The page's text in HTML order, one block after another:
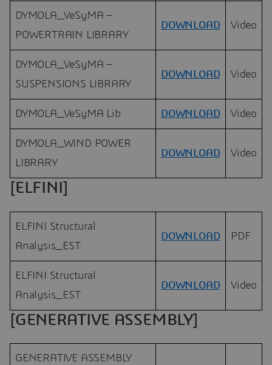
DYMOLA_VeSyMA –
POWERTRAIN LIBRARY
DOWNLOAD Video
DYMOLA_VeSyMA –
SUSPENSIONS LIBRARY
DOWNLOAD Video
DYMOLA_VeSyMA Lib DOWNLOAD Video
DYMOLA_WIND POWER
LIBRARY
DOWNLOAD Video
[ELFINI]
ELFINI Structural
Analysis_EST
DOWNLOAD PDF
ELFINI Structural
Analysis_EST
DOWNLOAD Video
[GENERATIVE ASSEMBLY]
GENERATIVE ASSEMBLY